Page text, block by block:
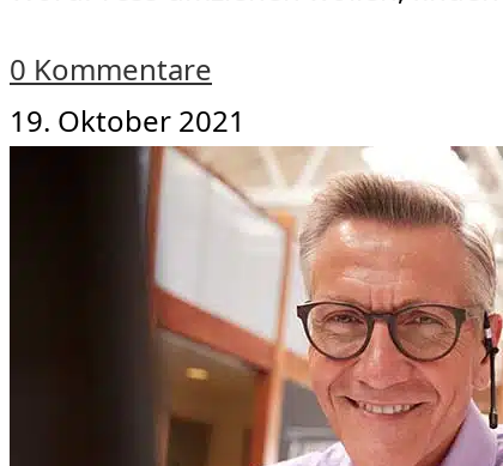
0 Kommentare
19. Oktober 2021